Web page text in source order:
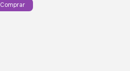
Comprar